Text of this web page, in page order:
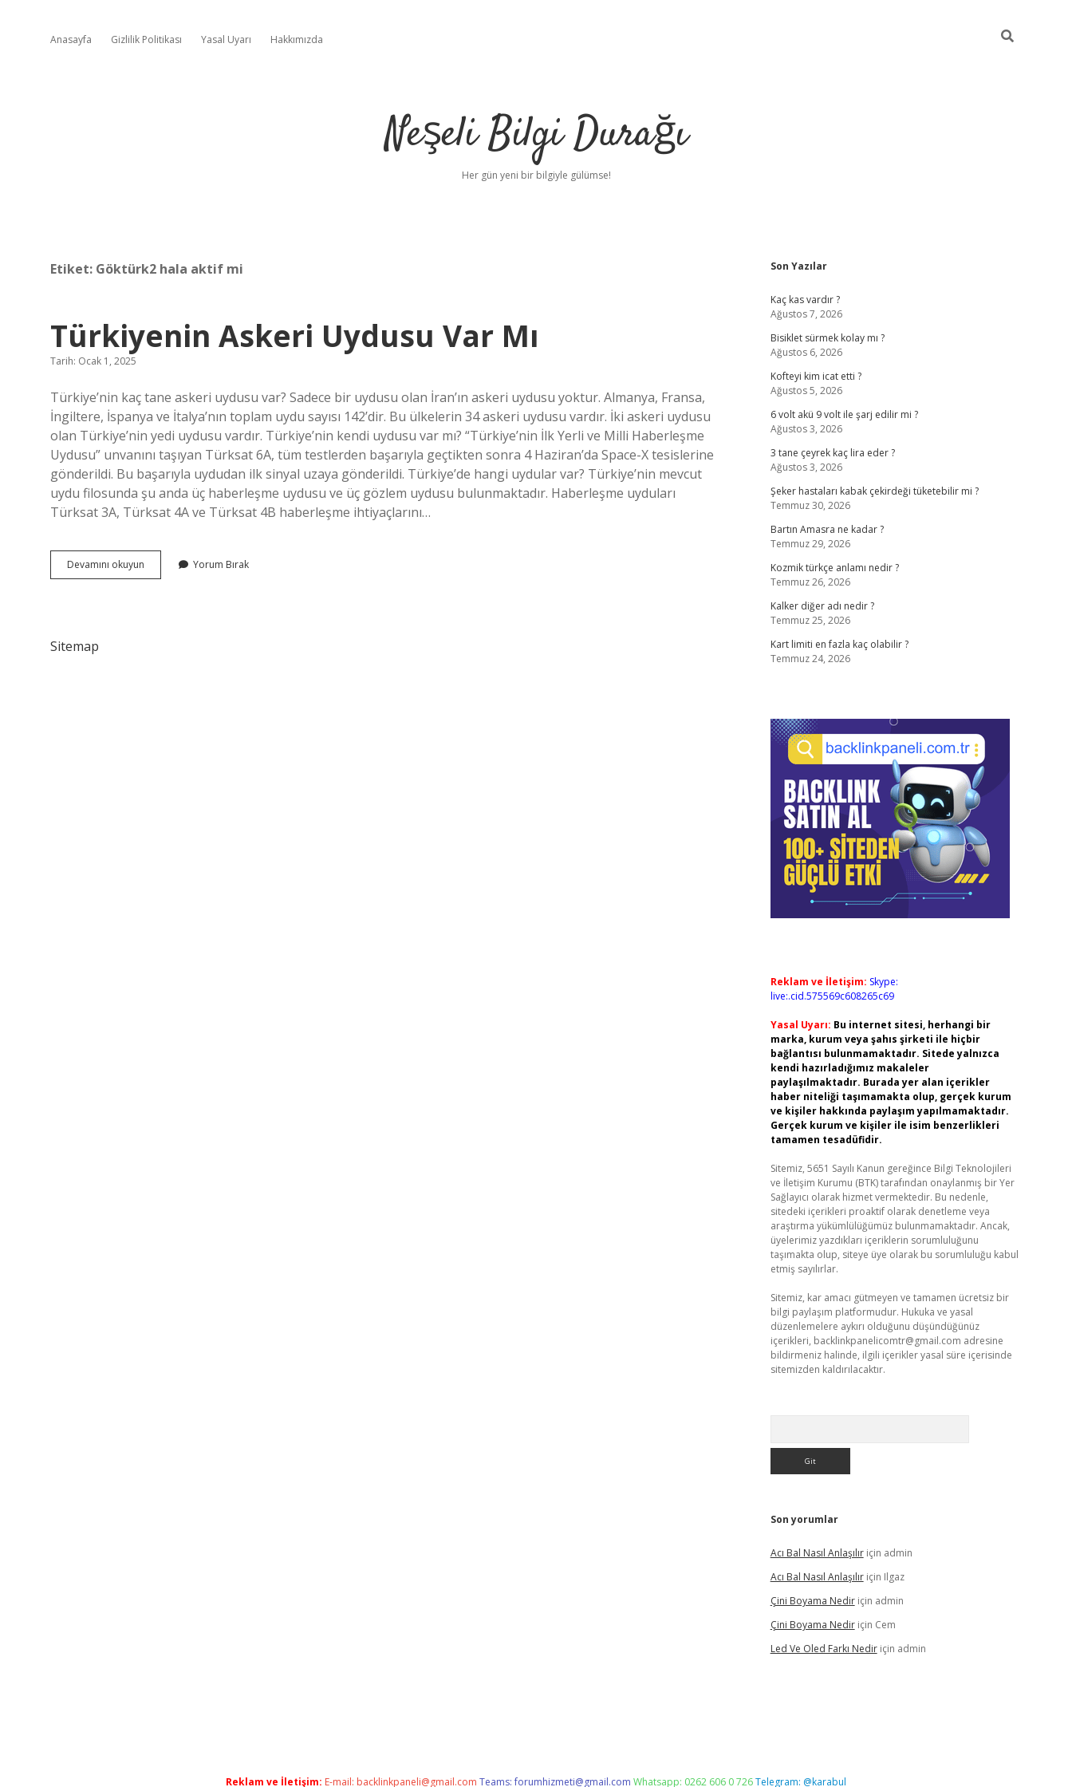
Anasayfa Gizlilik Politikası Yasal Uyarı Hakkımızda
Neşeli Bilgi Durağı
Her gün yeni bir bilgiyle gülümse!
Etiket: Göktürk2 hala aktif mi
Türkiyenin Askeri Uydusu Var Mı
Tarih: Ocak 1, 2025
Türkiye’nin kaç tane askeri uydusu var? Sadece bir uydusu olan İran’ın askeri uydusu yoktur. Almanya, Fransa,
İngiltere, İspanya ve İtalya’nın toplam uydu sayısı 142’dir. Bu ülkelerin 34 askeri uydusu vardır. İki askeri uydusu
olan Türkiye’nin yedi uydusu vardır. Türkiye’nin kendi uydusu var mı? “Türkiye’nin İlk Yerli ve Milli Haberleşme
Uydusu” unvanını taşıyan Türksat 6A, tüm testlerden başarıyla geçtikten sonra 4 Haziran’da Space-X tesislerine
gönderildi. Bu başarıyla uydudan ilk sinyal uzaya gönderildi. Türkiye’de hangi uydular var? Türkiye’nin mevcut
uydu filosunda şu anda üç haberleşme uydusu ve üç gözlem uydusu bulunmaktadır. Haberleşme uyduları
Türksat 3A, Türksat 4A ve Türksat 4B haberleşme ihtiyaçlarını…
Devamını okuyun Türkiyenin
Askeri
Yorum Bırak
Sitemap
Sidebar
Son Yazılar
Kaç kas vardır ?
Ağustos 7, 2026
Bisiklet sürmek kolay mı ?
Ağustos 6, 2026
Kofteyi kim icat etti ?
Ağustos 5, 2026
6 volt akü 9 volt ile şarj edilir mi ?
Ağustos 3, 2026
3 tane çeyrek kaç lira eder ?
Ağustos 3, 2026
Şeker hastaları kabak çekirdeği tüketebilir mi ?
Temmuz 30, 2026
Bartın Amasra ne kadar ?
Temmuz 29, 2026
Kozmik türkçe anlamı nedir ?
Temmuz 26, 2026
Kalker diğer adı nedir ?
Temmuz 25, 2026
Kart limiti en fazla kaç olabilir ?
Temmuz 24, 2026
Reklam ve İletişim: Skype:
live:.cid.575569c608265c69
Yasal Uyarı: Bu internet sitesi, herhangi bir
marka, kurum veya şahıs şirketi ile hiçbir
bağlantısı bulunmamaktadır. Sitede yalnızca
kendi hazırladığımız makaleler
paylaşılmaktadır. Burada yer alan içerikler
haber niteliği taşımamakta olup, gerçek kurum
ve kişiler hakkında paylaşım yapılmamaktadır.
Gerçek kurum ve kişiler ile isim benzerlikleri
tamamen tesadüfidir.
Sitemiz, 5651 Sayılı Kanun gereğince Bilgi Teknolojileri
ve İletişim Kurumu (BTK) tarafından onaylanmış bir Yer
Sağlayıcı olarak hizmet vermektedir. Bu nedenle,
sitedeki içerikleri proaktif olarak denetleme veya
araştırma yükümlülüğümüz bulunmamaktadır. Ancak,
üyelerimiz yazdıkları içeriklerin sorumluluğunu
taşımakta olup, siteye üye olarak bu sorumluluğu kabul
etmiş sayılırlar.
Sitemiz, kar amacı gütmeyen ve tamamen ücretsiz bir
bilgi paylaşım platformudur. Hukuka ve yasal
düzenlemelere aykırı olduğunu düşündüğünüz
içerikleri, backlinkpanelicomtr@gmail.com adresine
bildirmeniz halinde, ilgili içerikler yasal süre içerisinde
sitemizden kaldırılacaktır.
Son yorumlar
Acı Bal Nasıl Anlaşılıriçin admin
Acı Bal Nasıl Anlaşılıriçin Ilgaz
Çini Boyama Nediriçin admin
Çini Boyama Nediriçin Cem
Led Ve Oled Farkı Nediriçin admin
Reklam ve İletişim: E-mail: backlinkpaneli@gmail.com Teams:forumhizmeti@gmail.com Whatsapp: 0262 606 0 726Telegram: @karabul